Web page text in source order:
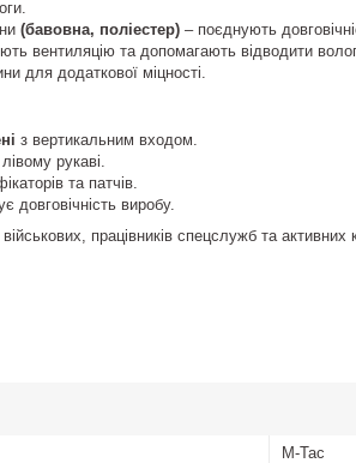
(бавовна, поліестер) – поєднують
вентиляцію та допомагають відводити
для додаткової міцності.
з вертикальним входом.
рукаві.
та патчів.
довговічність виробу.
працівників спецслужб та
M-Tac